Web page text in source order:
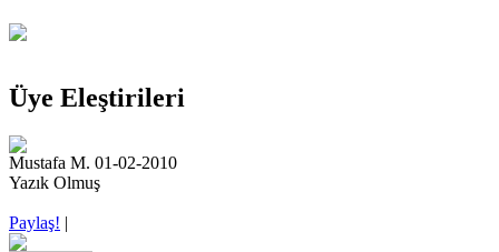
Üye Eleştirileri
Mustafa M. 01-02-2010
Yazık Olmuş
Paylaş! |